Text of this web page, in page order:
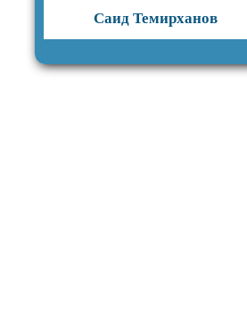
Саид Темирханов